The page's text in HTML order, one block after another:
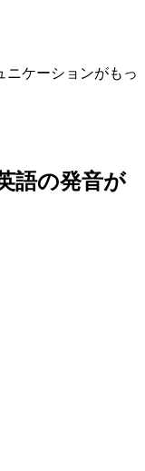
ニケーションがもっ
語の発音が